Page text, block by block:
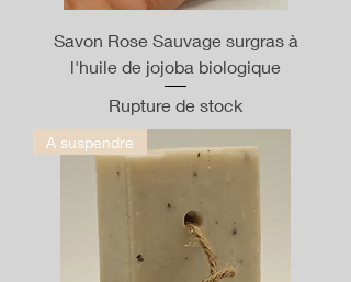
Savon Rose Sauvage surgras à
l'huile de jojoba biologique
Rupture de stock
A suspendre